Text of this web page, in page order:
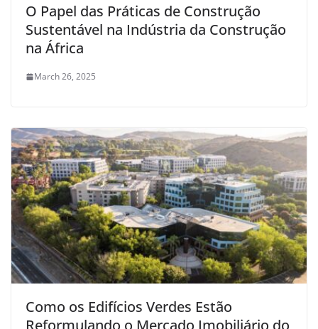
O Papel das Práticas de Construção
Sustentável na Indústria da Construção
na África
March 26, 2025
Como os Edifícios Verdes Estão
Reformulando o Mercado Imobiliário do